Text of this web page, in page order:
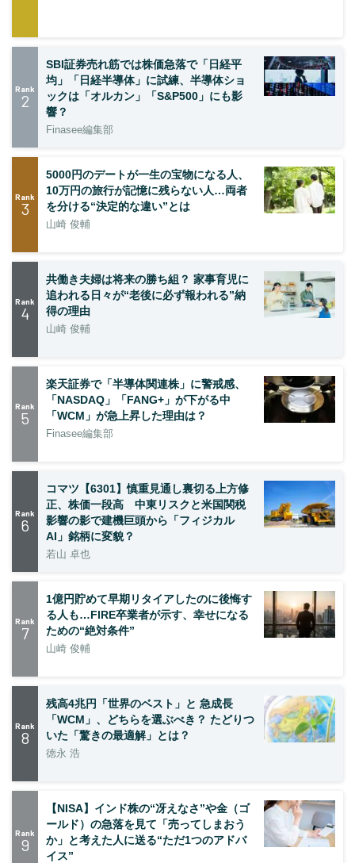
Rank
2
SBI証券売れ筋では株価急落で「日経平
均」「日経半導体」に試練、半導体ショ
ックは「オルカン」「S&P500」にも影
響？
Finasee編集部
Rank
3
5000円のデートが一生の宝物になる人、
10万円の旅行が記憶に残らない人…両者
を分ける“決定的な違い”とは
山崎 俊輔
Rank
4
共働き夫婦は将来の勝ち組？ 家事育児に
追われる日々が“老後に必ず報われる”納
得の理由
山崎 俊輔
Rank
5
楽天証券で「半導体関連株」に警戒感、
「NASDAQ」「FANG+」が下がる中
「WCM」が急上昇した理由は？
Finasee編集部
Rank
6
コマツ【6301】慎重見通し裏切る上方修
正、株価一段高 中東リスクと米国関税
影響の影で建機巨頭から「フィジカル
AI」銘柄に変貌？
若山 卓也
Rank
7
1億円貯めて早期リタイアしたのに後悔す
る人も…FIRE卒業者が示す、幸せになる
ための“絶対条件”
山崎 俊輔
Rank
8
残高4兆円「世界のベスト」と 急成長
「WCM」、どちらを選ぶべき？ たどりつ
いた「驚きの最適解」とは？
徳永 浩
Rank
9
【NISA】インド株の“冴えなさ”や金（ゴ
ールド）の急落を見て「売ってしまおう
か」と考えた人に送る“ただ1つのアドバ
イス”